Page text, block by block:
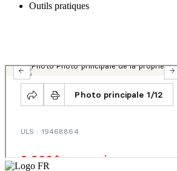
Outils pratiques